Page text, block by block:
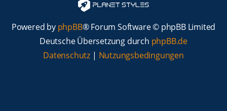
Powered by phpBB® Forum Software © phpBB Limited
Deutsche Übersetzung durch phpBB.de
Datenschutz | Nutzungsbedingungen